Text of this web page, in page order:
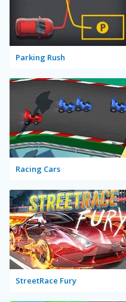
Parking Rush
Racing Cars
StreetRace Fury